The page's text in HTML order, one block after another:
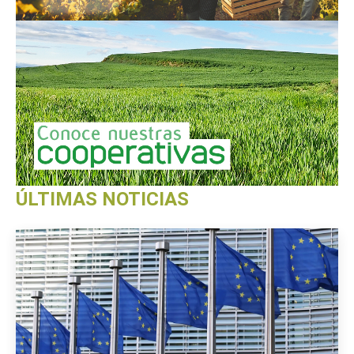
ÚLTIMAS NOTICIAS